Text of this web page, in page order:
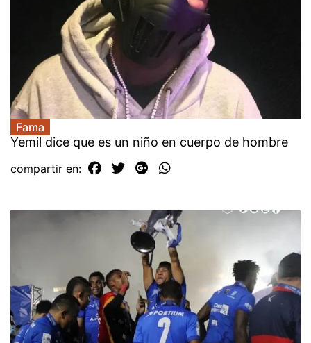
Fama
Yemil dice que es un niño en cuerpo de hombre
compartir en: